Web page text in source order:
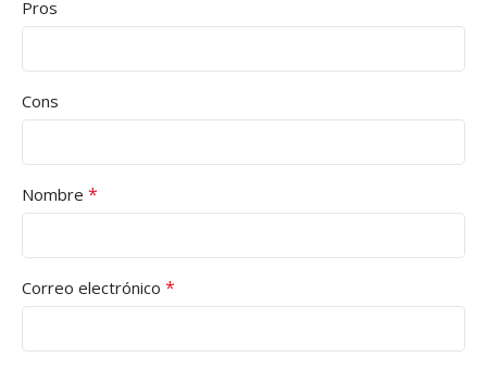
Pros
Cons
Nombre *
Correo electrónico *